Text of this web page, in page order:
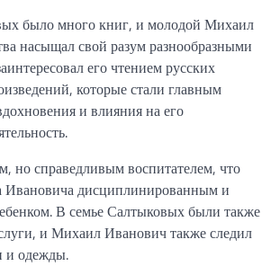
было много книг, и молодой Михаил
насыщал свой разум разнообразными
его чтением русских
которые стали главным
и влияния на его
но справедливым воспитателем, что
Ивановича дисциплинированным и
В семье Салтыковых были также
и Михаил Иванович также следил
и одежды.